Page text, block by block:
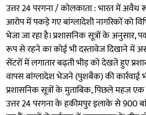
उत्तर 24 परगना / कोलकाता : भारत में
आरोप में पकड़े गए बांग्लादेशी नागरिकों को
भेजा जा रहा है। प्रशासनिक सूत्रों के
रूप से रहने का कोई भी दस्तावेज दिखाने में
सेंटरों में लगातार बढ़ती भीड़ को देखते हुए
वापस बांग्लादेश भेजने (पुशबैक) की कार्रवाई
प्रशासनिक सूत्रों के मुताबिक, पिछले महज
उत्तर 24 परगना के हकीमपुर इलाके से 900